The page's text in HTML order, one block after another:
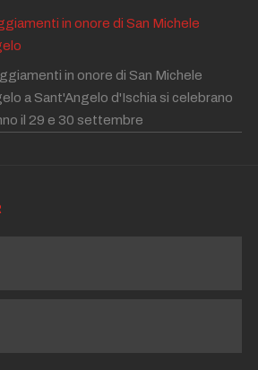
in onore di San Michele
in onore di San Michele
a Sant'Angelo d'Ischia si celebrano
il 29 e 30 settembre